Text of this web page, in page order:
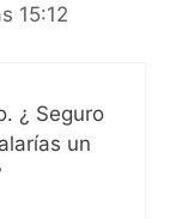
15:12
¿ Seguro
un